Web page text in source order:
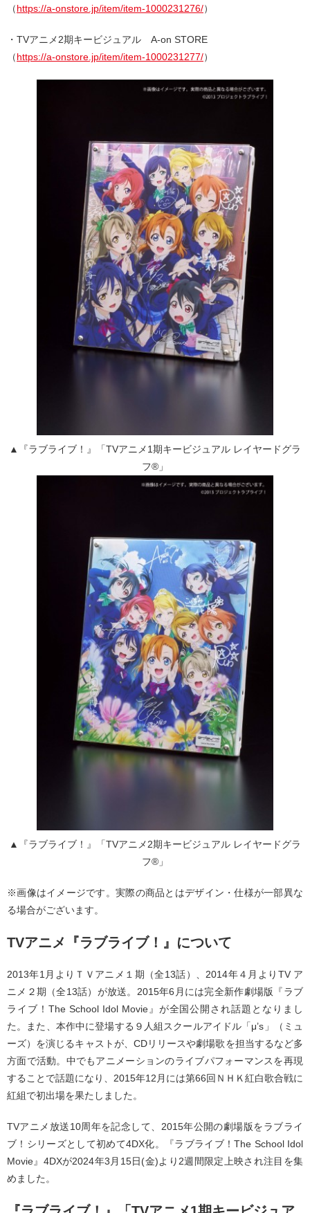
（https://a-onstore.jp/item/item-1000231276/）
・TVアニメ2期キービジュアル A-on STORE
（https://a-onstore.jp/item/item-1000231277/）
▲『ラブライブ！』「TVアニメ1期キービジュアル レイヤードグラ
フ®」
▲『ラブライブ！』「TVアニメ2期キービジュアル レイヤードグラ
フ®」
※画像はイメージです。実際の商品とはデザイン・仕様が一部異な
る場合がございます。
TVアニメ『ラブライブ！』について
2013年1月よりＴＶアニメ１期（全13話）、2014年４月よりTV ア
ニメ２期（全13話）が放送。2015年6月には完全新作劇場版『ラブ
ライブ！The School Idol Movie』が全国公開され話題となりまし
た。また、本作中に登場する９人組スクールアイドル「μ’s」（ミュ
ーズ）を演じるキャストが、CDリリースや劇場歌を担当するなど多
方面で活動。中でもアニメーションのライブパフォーマンスを再現
することで話題になり、2015年12月には第66回ＮＨＫ紅白歌合戦に
紅組で初出場を果たしました。
TVアニメ放送10周年を記念して、2015年公開の劇場版をラブライ
ブ！シリーズとして初めて4DX化。『ラブライブ！The School Idol
Movie』4DXが2024年3月15日(金)より2週間限定上映され注目を集
めました。